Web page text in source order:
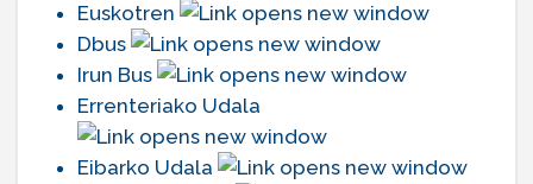
Euskotren
Dbus
Irun Bus
Errenteriako Udala
Eibarko Udala